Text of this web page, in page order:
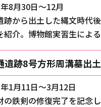
8月30日～12月
から出土した縄文時代
介。博物館実習生による
遺跡8号方形周溝墓出
1月11日～3月12日
鉄剣の修復完了を記念し